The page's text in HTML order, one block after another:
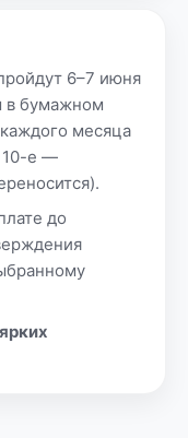
6–7 июня
в бумажном
месяца
10-е —
до